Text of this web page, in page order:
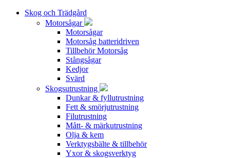
Skog och Trädgård
Motorsågar
Motorsågar
Motorsåg batteridriven
Tillbehör Motorsåg
Stångsågar
Kedjor
Svärd
Skogsutrustning
Dunkar & fyllutrustning
Fett & smörjutrustning
Filutrustning
Mått- & märkutrustning
Olja & kem
Verktygsbälte & tillbehör
Yxor & skogsverktyg